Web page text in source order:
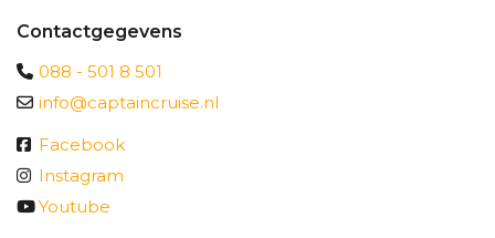
Contactgegevens
088 - 501 8 501
info@captaincruise.nl
Facebook
Instagram
Youtube